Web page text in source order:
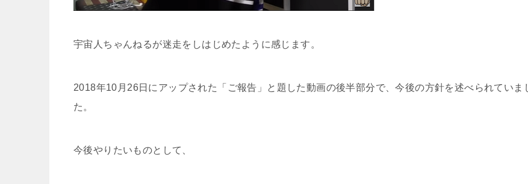
宇宙人ちゃんねるが迷走をしはじめたように感じます。
2018年10月26日にアップされた「ご報告」と題した動画の後半部分で、今後の方針を述べられていま
た。
今後やりたいものとして、